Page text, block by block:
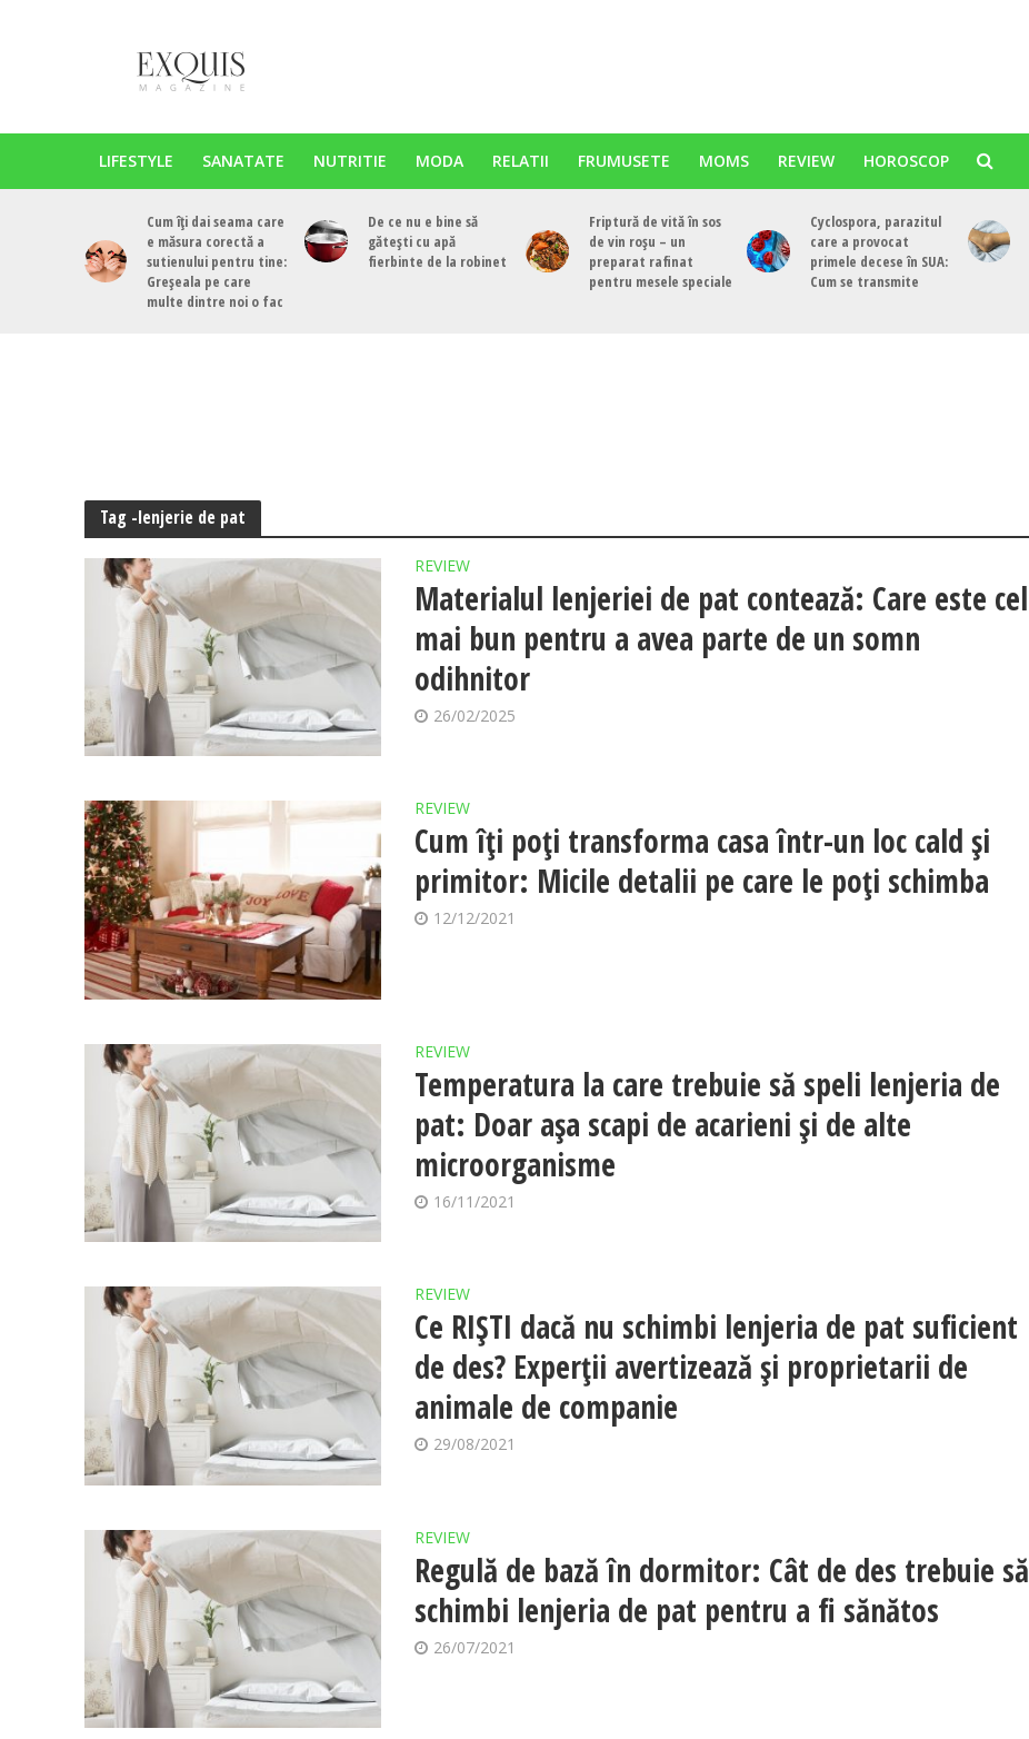
LIFESTYLE SANATATE NUTRITIE MODA RELATII FRUMUSETE MOMS REVIEW HOROSCOP
Cum îți dai seama care
e măsura corectă a
sutienului pentru tine:
Greșeala pe care
multe dintre noi o fac
De ce nu e bine să
gătești cu apă
fierbinte de la robinet
Friptură de vită în sos
de vin roșu – un
preparat rafinat
pentru mesele speciale
Cyclospora, parazitul
care a provocat
primele decese în SUA:
Cum se transmite
Tag -lenjerie de pat
REVIEW
Materialul lenjeriei de pat contează: Care este cel
mai bun pentru a avea parte de un somn
odihnitor
26/02/2025
REVIEW
Cum îți poți transforma casa într-un loc cald și
primitor: Micile detalii pe care le poți schimba
12/12/2021
REVIEW
Temperatura la care trebuie să speli lenjeria de
pat: Doar așa scapi de acarieni și de alte
microorganisme
16/11/2021
REVIEW
Ce RIȘTI dacă nu schimbi lenjeria de pat suficient
de des? Experții avertizează și proprietarii de
animale de companie
29/08/2021
REVIEW
Regulă de bază în dormitor: Cât de des trebuie să
schimbi lenjeria de pat pentru a fi sănătos
26/07/2021